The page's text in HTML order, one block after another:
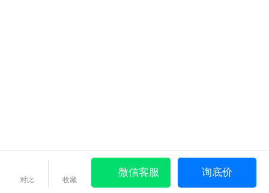
对比 收藏
微信客服 询底价